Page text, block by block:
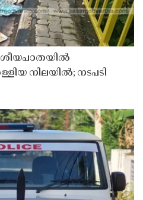
നിലയിൽ; നടപടി